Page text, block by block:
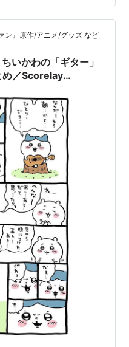
ターと違って、弦が硬く
らったギターの弦高が少
高を低くすれば 弾きや
つもの楽器店へ ギターの
ン』原作/アニメ/グッズ など
いかわの「ギター」
め／Scorelay